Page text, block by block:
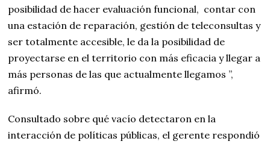
posibilidad de hacer evaluación funcional, contar con
una estación de reparación, gestión de teleconsultas y
ser totalmente accesible, le da la posibilidad de
proyectarse en el territorio con más eficacia y llegar a
más personas de las que actualmente llegamos ”,
afirmó.
Consultado sobre qué vacío detectaron en la
interacción de políticas públicas, el gerente respondió